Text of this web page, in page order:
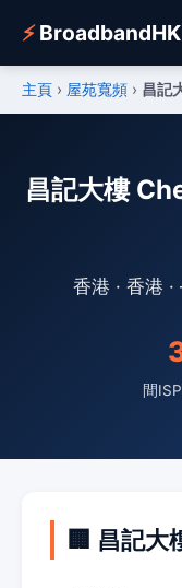
⚡BroadbandHK
主頁 › 屋苑寬頻 › 昌記
昌記大樓
香港 · 香港
間
🏢 昌記大